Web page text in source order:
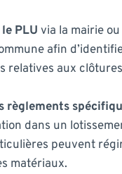
PLU via la mairie
afin
relatives aux
règlements
dans un
peuvent
matériaux.